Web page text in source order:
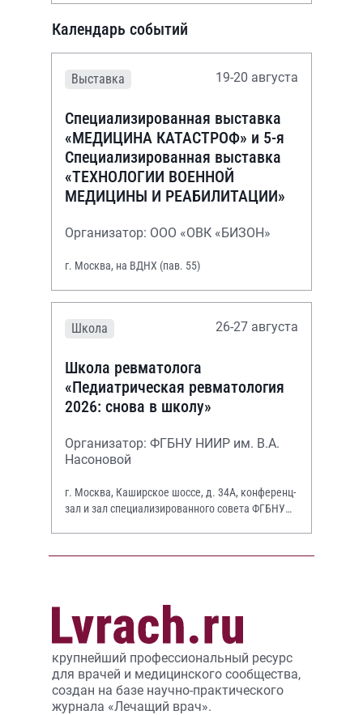
Календарь событий
Выставка 19-20 августа
Специализированная выставка
«МЕДИЦИНА КАТАСТРОФ» и 5-я
Специализированная выставка
«ТЕХНОЛОГИИ ВОЕННОЙ
МЕДИЦИНЫ И РЕАБИЛИТАЦИИ»
Организатор: ООО «ОВК «БИЗОН»
г. Москва, на ВДНХ (пав. 55)
Школа 26-27 августа
Школа ревматолога
«Педиатрическая ревматология
2026: снова в школу»
Организатор: ФГБНУ НИИР им. В.А.
Насоновой
г. Москва, Каширское шоссе, д. 34А, конференц-
зал и зал специализированного совета ФГБНУ
крупнейший профессиональный ресурс
для врачей и медицинского сообщества,
создан на базе научно-практического
журнала «Лечащий врач».